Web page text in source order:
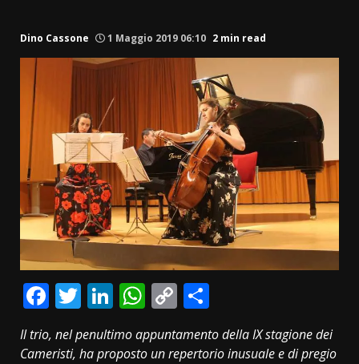
Dino Cassone 1 Maggio 2019 06:10 2 min read
Facebook
Twitter
LinkedIn
WhatsApp
Copy
Link
Il trio, nel penultimo appuntamento della IX stagione dei
Cameristi, ha proposto un repertorio inusuale e di pregio